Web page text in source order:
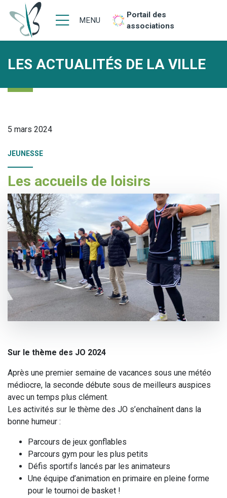
MENU
Portail des
associations
LES ACTUALITÉS DE LA VILLE
5 mars 2024
JEUNESSE
Les accueils de loisirs
Sur le thème des JO 2024
Après une premier semaine de vacances sous une météo
médiocre, la seconde débute sous de meilleurs auspices
avec un temps plus clément.
Les activités sur le thème des JO s’enchaînent dans la
bonne humeur :
Parcours de jeux gonflables
Parcours gym pour les plus petits
Défis sportifs lancés par les animateurs
Une équipe d’animation en primaire en pleine forme
pour le tournoi de basket !